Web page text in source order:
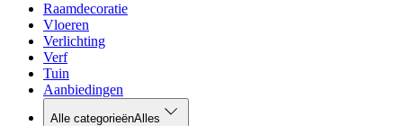
Raamdecoratie
Vloeren
Verlichting
Verf
Tuin
Aanbiedingen
Alle categorieënAlles